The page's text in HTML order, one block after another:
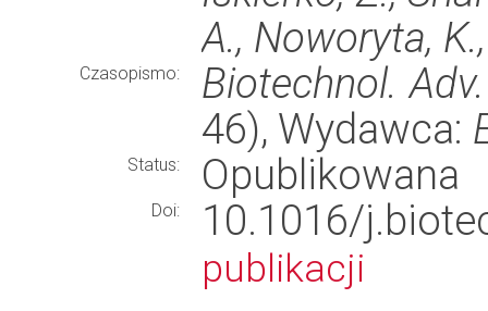
A., Noworyta,
Czasopismo: Biotechnol. Adv.
46), Wydawca:
Status: Opublikowana
Doi: 10.1016/
publikacji